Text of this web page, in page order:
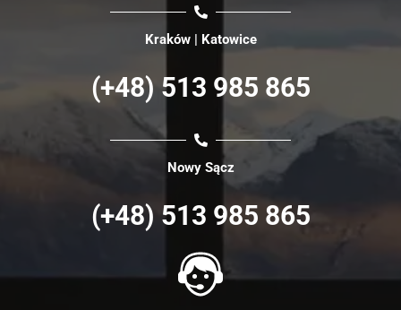
Kraków | Katowice
(+48) 513 985 865
Nowy Sącz
(+48) 513 985 865